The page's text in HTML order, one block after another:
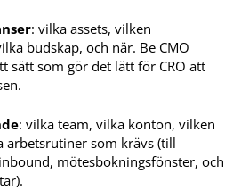
: vilka assets, vilken
budskap, och när. Be CMO
sätt som gör det lätt för CRO att
: vilka team, vilka konton, vilken
arbetsrutiner som krävs (till
mötesbokningsfönster, och